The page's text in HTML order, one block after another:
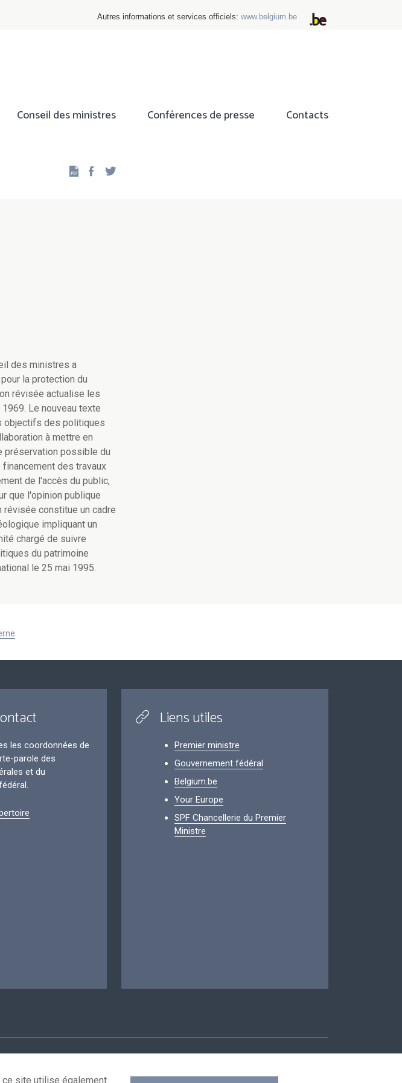
Autres informations et services officiels: www.belgium.be
Conseil des ministres Conférences de presse Contacts
Facebook
des ministres a
la protection du
révisée actualise les
Le nouveau texte
objectifs des politiques
à mettre en
préservation possible du
des travaux
de l'accès du public,
que l'opinion publique
révisée constitue un cadre
impliquant un
chargé de suivre
du patrimoine
le 25 mai 1995.
les coordonnées de
parole des
et du
Liens utiles
Premier ministre
Gouvernement fédéral
Belgium.be
Your Europe
SPF Chancellerie du Premier
Ministre
site utilise également